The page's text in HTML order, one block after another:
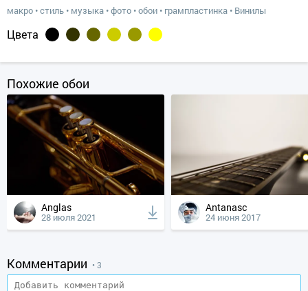
макро •стиль • музыка •фото •обои • грампластинка • Винилы
Цвета
Похожие обои
Anglas
28 июля 2021
Antanasc
24 июня 2017
Комментарии • 3